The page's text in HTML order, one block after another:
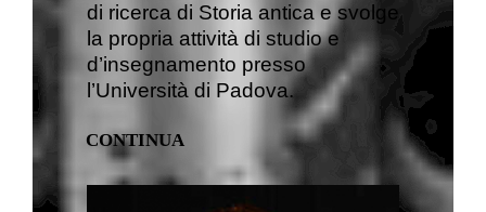
di ricerca di Storia antica e svolge
la propria attività di studio e
d’insegnamento presso
l’Università di Padova.
CONTINUA